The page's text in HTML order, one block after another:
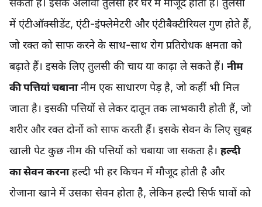
सकता है। इसके अलावा तुलसी हर घर में मौजूद होती है। तुलसी
में एंटीऑक्सीडेंट, एंटी-इंफ्लेमेटरी और एंटीबैक्टीरियल गुण होते हैं,
जो रक्त को साफ करने के साथ-साथ रोग प्रतिरोधक क्षमता को
बढ़ाते हैं। इसके लिए तुलसी की चाय या काढ़ा ले सकते हैं। नीम
की पत्तियां चबानानीम एक साधारण पेड़ है, जो कहीं भी मिल
जाता है। इसकी पत्तियों से लेकर दातून तक लाभकारी होती हैं, जो
शरीर और रक्त दोनों को साफ करती हैं। इसके सेवन के लिए सुबह
खाली पेट कुछ नीम की पत्तियों को चबाया जा सकता है। हल्दी
का सेवन करनाहल्दी भी हर किचन में मौजूद होती है और
रोजाना खाने में उसका सेवन होता है, लेकिन हल्दी सिर्फ घावों को